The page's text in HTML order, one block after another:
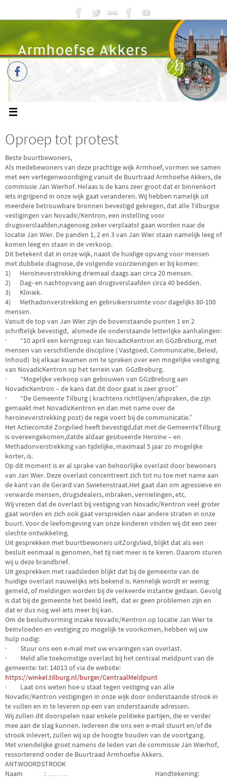
Oproep tot protest
Beste buurtbewoners,
Als medebewoners van deze prachtige wijk Armhoef, vormen we samen
met een vertegenwoordiging vanuit de Buurtraad Armhoefse Akkers, de
commissie Jan Wierhof. Helaas is de kans zeer groot dat er binnenkort
iets ingrijpend in onze wijk gaat veranderen. Wij hebben namelijk uit
meerdere betrouwbare bronnen bevestigd gekregen, dat alle Tilburgse
vestigingen van Novadic/Kentron, een instelling voor
drugsverslaafden,nagenoeg zeker verplaatst gaan worden naar de
locatie Jan Wier. De panden 1, 2 en 3 van Jan Wier staan namelijk leeg of
komen leeg en staan in de verkoop.
Dit betekent dat in onze wijk, naast de huidige opvang voor mensen
met dubbele diagnose, de volgende voorzieningen er bij komen:
1) Heroïneverstrekking driemaal daags aan circa 20 mensen.
2) Dag- en nachtopvang aan drugsverslaafden circa 40 bedden.
3) Kliniek.
4) Methadonverstrekking en gebruikersruimte voor dagelijks 80-100
mensen.
Vanuit de top van Jan Wier zijn de bovenstaande punten 1 en 2
schriftelijk bevestigd, alsmede de onderstaande letterlijke aanhalingen:
· “10 april een kerngroep van NovadicKentron en GGzBreburg, met
mensen van verschillende discipline ( Vastgoed, Communicatie, Beleid,
Inhoud) bij elkaar kwamen om te spreken over een mogelijke vestiging
van NovadicKentron op het terrein van GGzBreburg.
· “Mogelijke verkoop van gebouwen van GGzBreburg aan
NovadicKentron – de kans dat dit door gaat is zeer groot”
· “De Gemeente Tilburg ( krachtens richtlijnen/afspraken, die zijn
gemaakt met NovadicKentron en dan met name over de
heroïneverstrekking post) de regie voert bij de communicatie.”
Het Actiecomité Zorgvlied heeft bevestigd,dat met de GemeenteTilburg
is overeengekomen,datde aldaar gesitueerde Heroïne – en
Methadonverstrekking van tijdelijke, maximaal 5 jaar zo mogelijke
korter, is.
Op dit moment is er al sprake van behoorlijke overlast door bewoners
van Jan Wier. Deze overlast concentreert zich tot nu toe met name aan
de kant van de Gerard van Swietenstraat.Het gaat dan om agressieve en
verwarde mensen, drugsdealers, inbraken, vernielingen, etc.
Wij vrezen dat de overlast bij vestiging van Novadic/Kentron veel groter
gaat worden en zich ook gaat verspreiden naar andere straten in onze
buurt. Voor de leefomgeving van onze kinderen vinden wij dit een zeer
slechte ontwikkeling.
Uit gesprekken met buurtbewoners uitZorgvlied, blijkt dat als een
besluit eenmaal is genomen, het tij niet meer is te keren. Daarom sturen
wij u deze brandbrief.
Uit gesprekken met raadsleden blijkt dat bij de gemeente van de
huidige overlast nauwelijks iets bekend is. Kennelijk wordt er weinig
gemeld, of meldingen worden bij de verkeerde instantie gedaan. Gevolg
is dat bij de gemeente het beeld leeft, dat er geen problemen zijn en
dat er dus nog wel iets meer bij kan.
Om de besluitvorming inzake Novadic/Kentron op locatie Jan Wier te
beïnvloeden en vestiging zo mogelijk te voorkomen, hebben wij uw
hulp nodig:
· Stuur ons een e-mail met uw ervaringen van overlast.
· Meld alle toekomstige overlast bij het centraal meldpunt van de
gemeente: tel: 14013 of via de website:
https://winkel.tilburg.nl/burger/CentraalMeldpunt
· Laat ons weten hoe u staat tegen vestiging van alle
Novadic/Kentron vestigingen in onze wijk door onderstaande strook in
te vullen en in te leveren op een van onderstaande adressen.
Wij zullen dit doorspelen naar enkele politieke partijen, die er verder
mee aan de slag kunnen. Iedereen die ons een e-mail stuurt en/of de
strook inlevert, zullen wij op de hoogte houden van de voortgang.
Met vriendelijke groet namens de leden van de commissie Jan Wierhof,
ressorterend onder de Buurtraad Armhoefse Akkers.
ANTWOORDSTROOK
Naam : ……… Handtekening: